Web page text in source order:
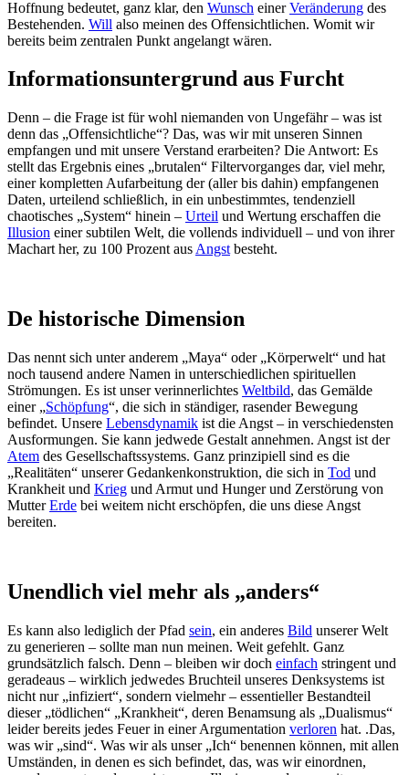
Hoffnung bedeutet, ganz klar, den Wunsch einerVeränderung des
Bestehenden. Will also meinen des Offensichtlichen. Womit wir
bereits beim zentralen Punkt angelangt wären.
Informationsuntergrund aus Furcht
Denn – die Frage ist für wohl niemanden von Ungefähr – was ist
denn das „Offensichtliche“? Das, was wir mit unseren Sinnen
empfangen und mit unsere Verstand erarbeiten? Die Antwort: Es
stellt das Ergebnis eines „brutalen“ Filtervorganges dar, viel mehr,
einer kompletten Aufarbeitung der (aller bis dahin) empfangenen
Daten, urteilend schließlich, in ein unbestimmtes, tendenziell
chaotisches „System“ hinein – Urteil und Wertung erschaffen die
Illusion einer subtilen Welt, die vollends individuell – und von ihrer
Machart her, zu 100 Prozent aus Angst besteht.
De historische Dimension
Das nennt sich unter anderem „Maya“ oder „Körperwelt“ und hat
noch tausend andere Namen in unterschiedlichen spirituellen
Strömungen. Es ist unser verinnerlichtes Weltbild, das Gemälde
einer „Schöpfung“, die sich in ständiger, rasender Bewegung
befindet. Unsere Lebensdynamik ist die Angst – in verschiedensten
Ausformungen. Sie kann jedwede Gestalt annehmen. Angst ist der
Atem des Gesellschaftssystems. Ganz prinzipiell sind es die
„Realitäten“ unserer Gedankenkonstruktion, die sich in Tod und
Krankheit und Krieg und Armut und Hunger und Zerstörung von
MutterErde bei weitem nicht erschöpfen, die uns diese Angst
bereiten.
Unendlich viel mehr als „anders“
Es kann also lediglich der Pfad sein, ein anderes Bild unserer Welt
zu generieren – sollte man nun meinen. Weit gefehlt. Ganz
grundsätzlich falsch. Denn – bleiben wir doch einfach stringent und
geradeaus – wirklich jedwedes Bruchteil unseres Denksystems ist
nicht nur „infiziert“, sondern vielmehr – essentieller Bestandteil
dieser „tödlichen“ „Krankheit“, deren Benamsung als „Dualismus“
leider bereits jedes Feuer in einer Argumentation verloren hat. .Das,
was wir „sind“. Was wir als unser „Ich“ benennen können, mit allen
Umständen, in denen es sich befindet, das, was wir einordnen,